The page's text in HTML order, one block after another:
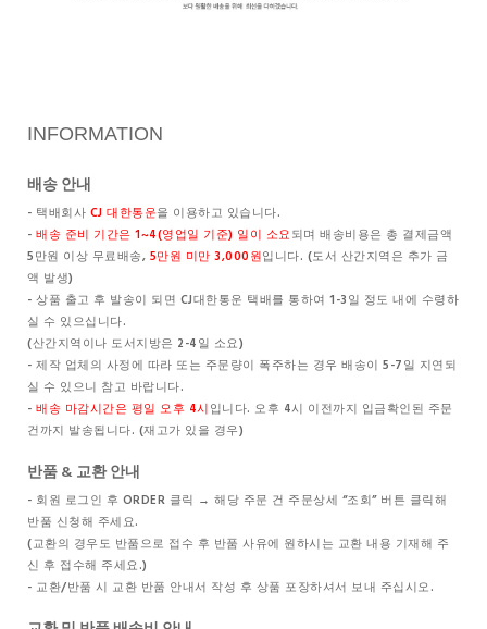
INFORMATION
배송 안내
- 택배회사 CJ 대한통운을 이용하고 있습니다.
- 배송 준비 기간은 1~4(영업일 기준) 일이 소요 되며 배송비용은 총 결제금액
5만원 이상 무료배송, 5만원 미만 3,000원입니다. (도서 산간지역은 추가 금
액 발생)
- 상품 출고 후 발송이 되면 CJ대한통운 택배를 통하여 1-3일 정도 내에 수령하
실 수 있으십니다.
(산간지역이나 도서지방은 2-4일 소요)
- 제작 업체의 사정에 따라 또는 주문량이 폭주하는 경우 배송이 5-7일 지연되
실 수 있으니 참고 바랍니다.
- 배송 마감시간은 평일 오후 4시 입니다. 오후 4시 이전까지 입금확인된 주문
건까지 발송됩니다. (재고가 있을 경우)
반품 & 교환 안내
- 회원 로그인 후 ORDER 클릭 → 해당 주문 건 주문상세 “조회” 버튼 클릭해
반품 신청해 주세요.
(교환의 경우도 반품으로 접수 후 반품 사유에 원하시는 교환 내용 기재해 주
신 후 접수해 주세요.)
- 교환/반품 시 교환 반품 안내서 작성 후 상품 포장하셔서 보내 주십시오.